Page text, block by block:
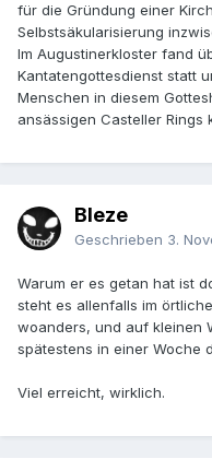
für die Gründung einer
Selbstsäkularisierung
Im Augustinerkloster fand
Kantatengottesdienst statt
Menschen in diesem
ansässigen Casteller Rings
Bleze
Geschrieben 3.
Warum er es getan hat ist
steht es allenfalls im
woanders, und auf kleinen
spätestens in einer Woche
Viel erreicht, wirklich.